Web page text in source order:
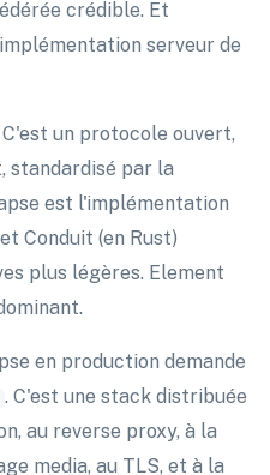
crédible. Et
serveur de
un protocole ouvert,
standardisé par la
est l'implémentation
Conduit (en Rust)
plus légères. Element
en production demande
. C'est une stack distribuée
au reverse proxy, à la
media, au TLS, et à la